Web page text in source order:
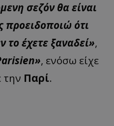
σεζόν θα είναι
προειδοποιώ ότι
το έχετε ξαναδεί»,
, ενόσω είχε
την Παρί.